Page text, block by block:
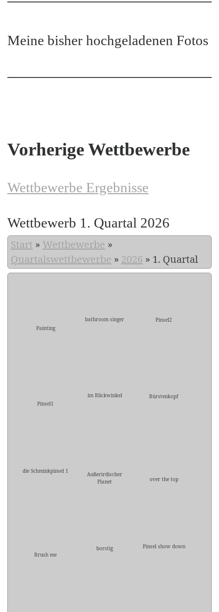
Meine bisher hochgeladenen Fotos
Vorherige Wettbewerbe
Wettbewerbe Ergebnisse
Wettbewerb 1. Quartal 2026
Start » Wettbewerbe »
Quartalswettbewerbe » 2026 » 1. Quartal
Painting
bathroom singer Pinsel2
Pinsel1
im Blickwinkel Bürstenkopf
die Schminkpinsel 1
Außerirdischer
Planet
over the top
Brush me
borstig Pinsel show down